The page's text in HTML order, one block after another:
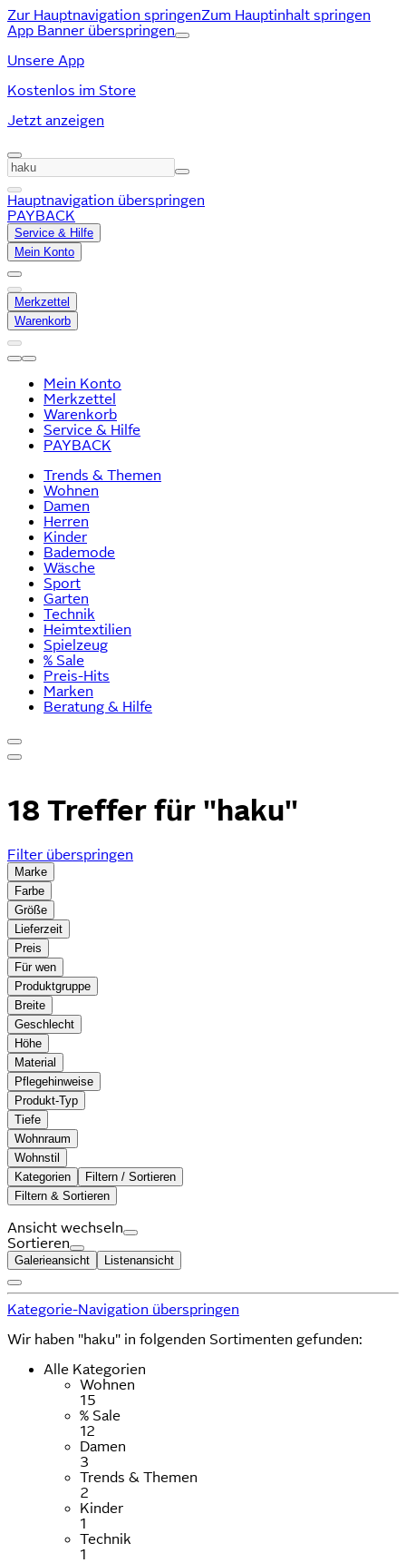
Zur Hauptnavigation springenZum Hauptinhalt springen
App Banner überspringen
Unsere App
Kostenlos im Store
Jetzt anzeigen
Hauptnavigation überspringen
PAYBACK
Service & Hilfe
Mein Konto
Merkzettel
Warenkorb
Mein Konto
Merkzettel
Warenkorb
Service & Hilfe
PAYBACK
Trends & Themen
Wohnen
Damen
Herren
Kinder
Bademode
Wäsche
Sport
Garten
Technik
Heimtextilien
Spielzeug
% Sale
Preis-Hits
Marken
Beratung & Hilfe
18 Treffer für "haku"
Filter überspringen
Marke
Farbe
Größe
Lieferzeit
Preis
Für wen
Produktgruppe
Breite
Geschlecht
Höhe
Material
Pflegehinweise
Produkt-Typ
Tiefe
Wohnraum
Wohnstil
Kategorien
Filtern / Sortieren
Filtern & Sortieren
Ansicht wechseln
Sortieren
Galerieansicht Listenansicht
Kategorie-Navigation überspringen
Wir haben "haku" in folgenden Sortimenten gefunden:
Alle Kategorien
Wohnen
15
% Sale
12
Damen
3
Trends & Themen
2
Kinder
1
Technik
1